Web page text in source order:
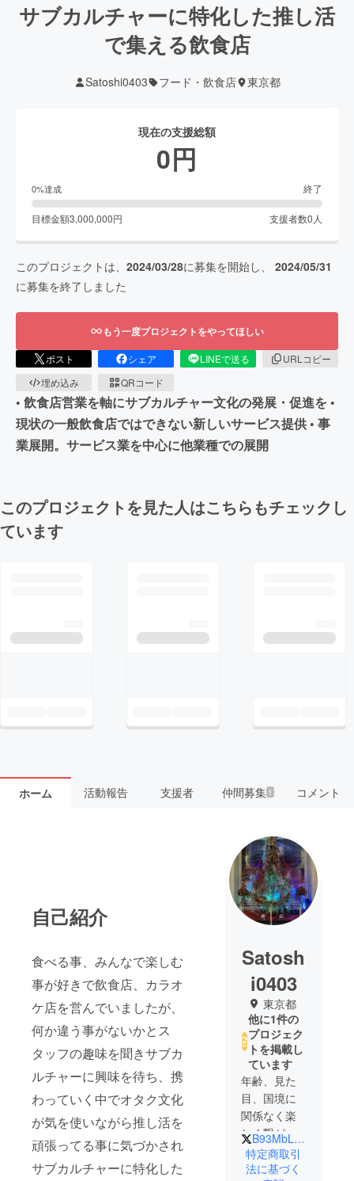
サブカルチャーに特化した推し活
で集える飲食店
Satoshi0403 フード・飲食店 東京都
現在の支援総額
0円
0%達成 終了
目標金額3,000,000円 支援者数0 人
このプロジェクトは、 2024/03/28に募集を開始し、 2024/05/31
に募集を終了しました
もう一度プロジェクトをやってほしい
ポスト シェア LINEで送る
URLコピー
埋め込み
QRコード
• 飲食店営業を軸にサブカルチャー文化の発展・促進を •
現状の一般飲食店ではできない新しいサービス提供 • 事
業展開。サービス業を中心に他業種での展開
このプロジェクトを見た人はこちらもチェックし
ています
ホーム 活動報告 支援者 仲間募集 1 コメント
自己紹介
食べる事、みんなで楽しむ
事が好きで飲食店、カラオ
ケ店を営んでいましたが、
何か違う事がないかとス
タッフの趣味を聞きサブカ
ルチャーに興味を待ち、携
わっていく中でオタク文化
が気を使いながら推し活を
頑張ってる事に気づかされ
サブカルチャーに特化した
Satosh
i0403
東京都
他に1件の
プロジェク
トを掲載し
ています
年齢、見た
目、国境に
関係なく楽
しく繋がれ
る事が幸
せ！
B93MbLrYGSTuJhR
特定商取引
法に基づく